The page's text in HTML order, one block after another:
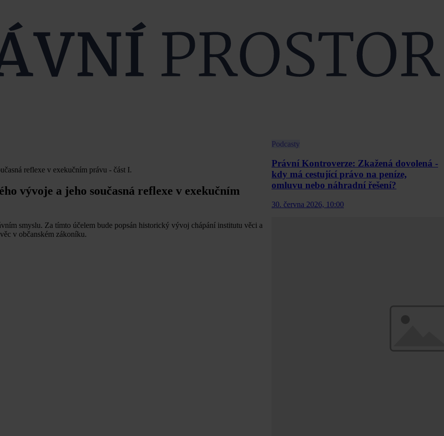
reflexe v exekučním právu - část I.
vývoje a jeho současná reflexe v exekučním
smyslu. Za tímto účelem bude popsán historický vývoj chápání institutu věci a
v občanském zákoníku.
Podcasty
Právní Kontroverze: Zkažená dovolená -
kdy má cestující právo na peníze,
omluvu nebo náhradní řešení?
30. června 2026, 10:00